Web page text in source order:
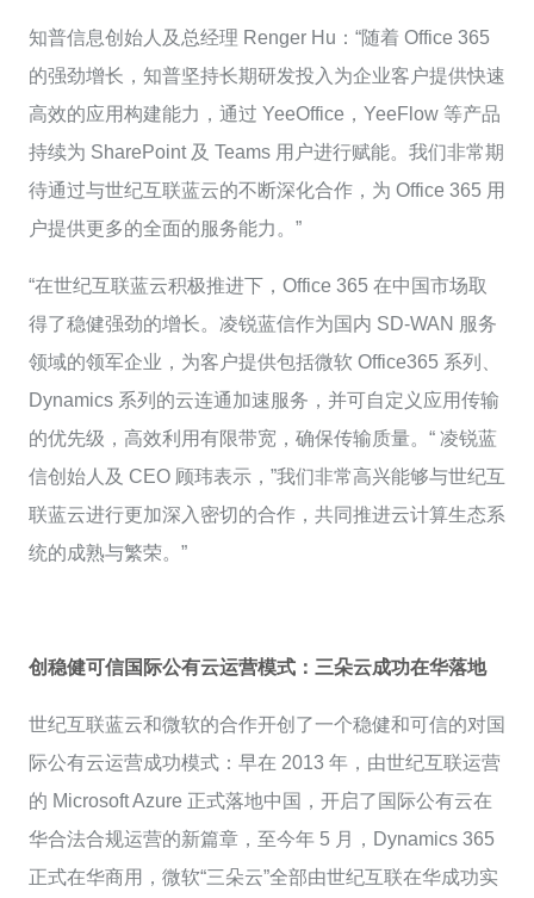
知普信息创始人及总经理 Renger Hu：“随着 Office 365
的强劲增长，知普坚持长期研发投入为企业客户提供快速
高效的应用构建能力，通过 YeeOffice，YeeFlow 等产品
持续为 SharePoint 及 Teams 用户进行赋能。我们非常期
待通过与世纪互联蓝云的不断深化合作，为 Office 365 用
户提供更多的全面的服务能力。”
“在世纪互联蓝云积极推进下，Office 365 在中国市场取
得了稳健强劲的增长。凌锐蓝信作为国内 SD-WAN 服务
领域的领军企业，为客户提供包括微软 Office365 系列、
Dynamics 系列的云连通加速服务，并可自定义应用传输
的优先级，高效利用有限带宽，确保传输质量。“ 凌锐蓝
信创始人及 CEO 顾玮表示，”我们非常高兴能够与世纪互
联蓝云进行更加深入密切的合作，共同推进云计算生态系
统的成熟与繁荣。”
创稳健可信国际公有云运营模式：三朵云成功在华落地
世纪互联蓝云和微软的合作开创了一个稳健和可信的对国
际公有云运营成功模式：早在 2013 年，由世纪互联运营
的 Microsoft Azure 正式落地中国，开启了国际公有云在
华合法合规运营的新篇章，至今年 5 月，Dynamics 365
正式在华商用，微软“三朵云”全部由世纪互联在华成功实